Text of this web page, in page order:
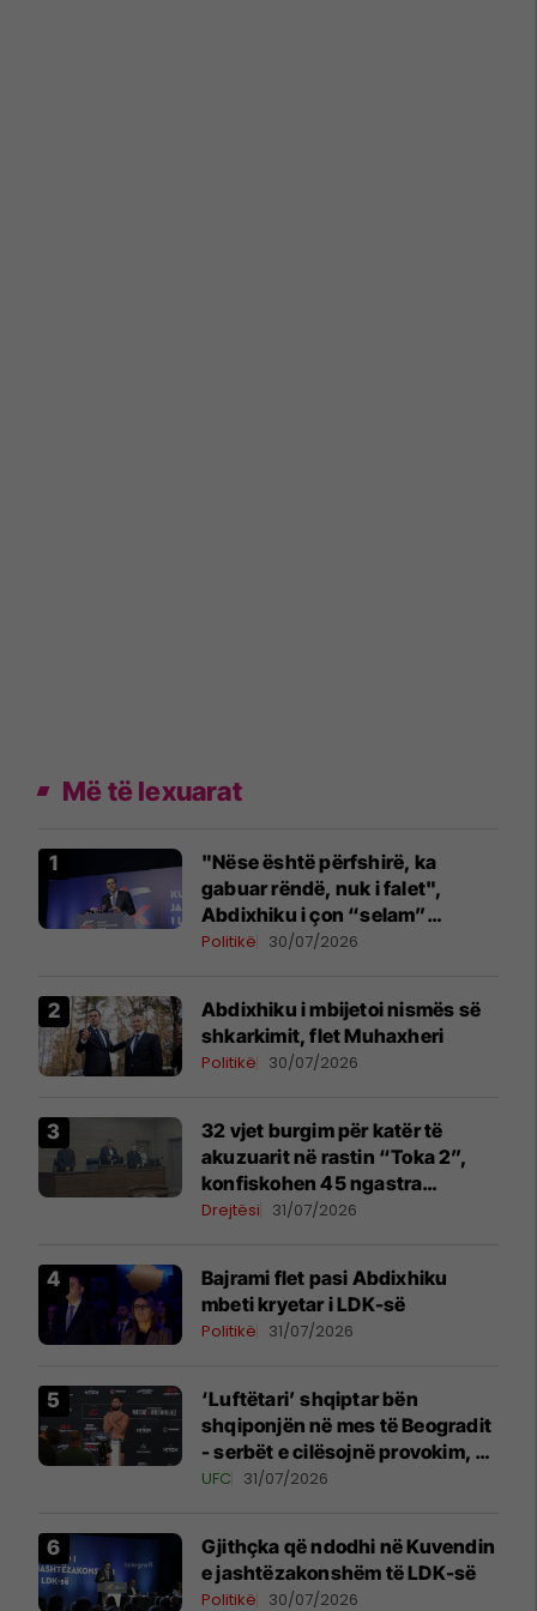
Më të lexuarat
"Nëse është përfshirë, ka
gabuar rëndë, nuk i falet",
Abdixhiku i çon “selam”
Përparim Ramës
Politikë 30/07/2026
Abdixhiku i mbijetoi nismës së
shkarkimit, flet Muhaxheri
Politikë 30/07/2026
32 vjet burgim për katër të
akuzuarit në rastin “Toka 2”,
konfiskohen 45 ngastra
kadastrale
Drejtësi 31/07/2026
Bajrami flet pasi Abdixhiku
mbeti kryetar i LDK-së
Politikë 31/07/2026
‘Luftëtari’ shqiptar bën
shqiponjën në mes të Beogradit
- serbët e cilësojnë provokim, ai
e cilëson simbol të identitetit
UFC 31/07/2026
Gjithçka që ndodhi në Kuvendin
e jashtëzakonshëm të LDK-së
Politikë 30/07/2026